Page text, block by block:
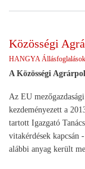
Közösségi
HANGYA Állásfoglalások
A Közösségi
Az EU
kezdeményezett a
tartott Igazgató
vitakérdések
alábbi anyag került